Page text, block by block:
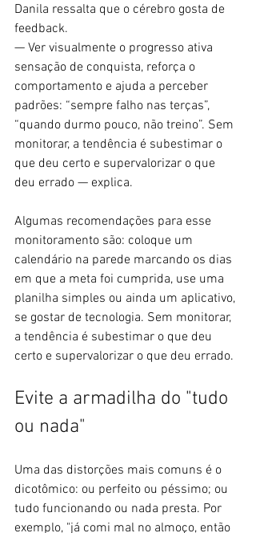
Danila ressalta que o cérebro gosta de
feedback.
— Ver visualmente o progresso ativa
sensação de conquista, reforça o
comportamento e ajuda a perceber
padrões: “sempre falho nas terças”,
“quando durmo pouco, não treino”. Sem
monitorar, a tendência é subestimar o
que deu certo e supervalorizar o que
deu errado — explica.
Algumas recomendações para esse
monitoramento são: coloque um
calendário na parede marcando os dias
em que a meta foi cumprida, use uma
planilha simples ou ainda um aplicativo,
se gostar de tecnologia. Sem monitorar,
a tendência é subestimar o que deu
certo e supervalorizar o que deu errado.
Evite a armadilha do "tudo
ou nada"
Uma das distorções mais comuns é o
dicotômico: ou perfeito ou péssimo; ou
tudo funcionando ou nada presta. Por
exemplo, "já comi mal no almoço, então